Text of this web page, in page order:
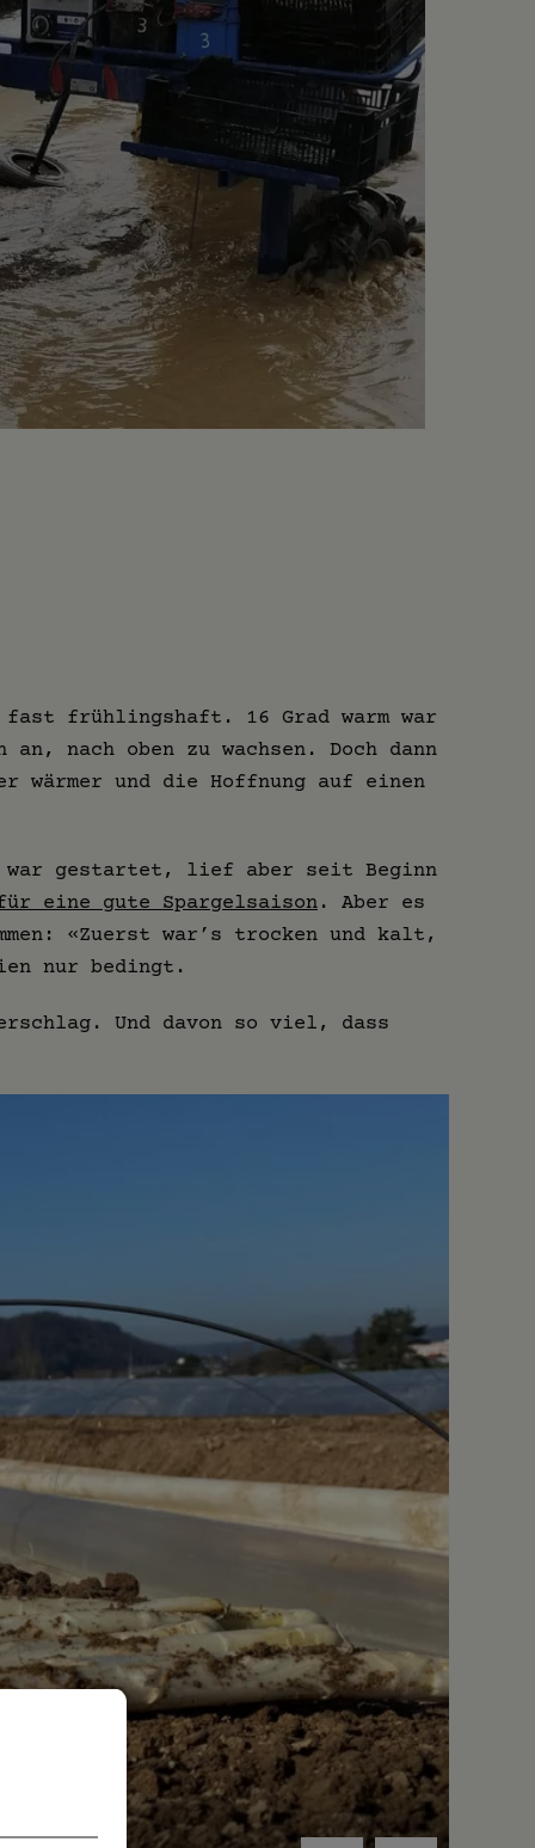
fast frühlingshaft. 16 Grad warm war
nach oben zu wachsen. Doch dann
wärmer und die Hoffnung auf einen
war gestartet, lief aber seit Beginn
eine gute Spargelsaison . Aber es
«Zuerst war’s trocken und kalt,
nur bedingt.
Und davon so viel, dass